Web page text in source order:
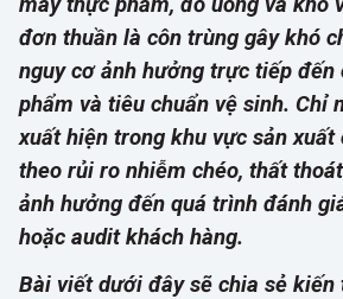
đơn thuần là côn trùng gây khó
nguy cơ ảnh hưởng trực tiếp đến
phẩm và tiêu chuẩn vệ sinh. Chỉ
xuất hiện trong khu vực sản xuất
theo rủi ro nhiễm chéo, thất
ảnh hưởng đến quá trình đánh
hoặc audit khách hàng.
Bài viết dưới đây sẽ chia sẻ kiến